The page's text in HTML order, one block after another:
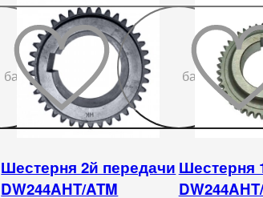
До
бажаного
До
бажаного
Шестерня 2й передачи
DW244AHT/ATM
Шестерня